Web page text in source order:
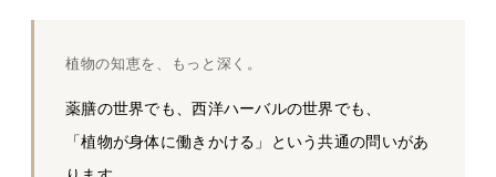
植物の知恵を、もっと深く。
薬膳の世界でも、西洋ハーバルの世界でも、
「植物が身体に働きかける」という共通の問いがあ